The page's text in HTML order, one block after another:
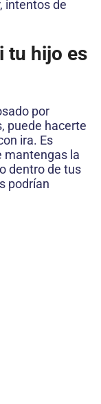
intentos de
tu hijo es
por
puede hacerte
ira. Es
mantengas la
dentro de tus
podrían